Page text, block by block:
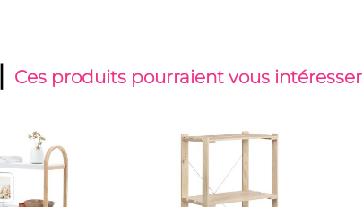
| Ces produits pourraient vous intéresser